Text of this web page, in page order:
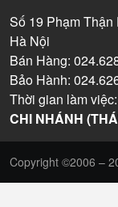
Số 19 Phạm Thận
Hà Nội
Bán Hàng:
Bảo Hành:
Thời gian làm
CHI NHÁNH
Copyright ©2006 –